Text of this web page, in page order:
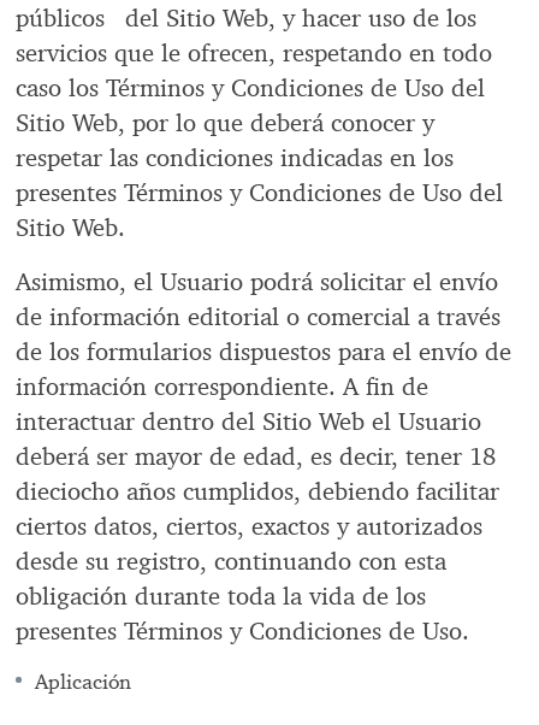
públicos del Sitio Web, y hacer uso de los
servicios que le ofrecen, respetando en todo
caso los Términos y Condiciones de Uso del
Sitio Web, por lo que deberá conocer y
respetar las condiciones indicadas en los
presentes Términos y Condiciones de Uso del
Sitio Web.
Asimismo, el Usuario podrá solicitar el envío
de información editorial o comercial a través
de los formularios dispuestos para el envío de
información correspondiente. A fin de
interactuar dentro del Sitio Web el Usuario
deberá ser mayor de edad, es decir, tener 18
dieciocho años cumplidos, debiendo facilitar
ciertos datos, ciertos, exactos y autorizados
desde su registro, continuando con esta
obligación durante toda la vida de los
presentes Términos y Condiciones de Uso.
Aplicación